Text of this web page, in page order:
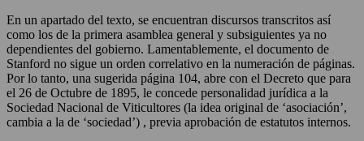
En un apartado del texto, se encuentran discursos transcritos así
como los de la primera asamblea general y subsiguientes ya no
dependientes del gobierno. Lamentablemente, el documento de
Stanford no sigue un orden correlativo en la numeración de páginas.
Por lo tanto, una sugerida página 104, abre con el Decreto que para
el 26 de Octubre de 1895, le concede personalidad jurídica a la
Sociedad Nacional de Viticultores (la idea original de ‘asociación’,
cambia a la de ‘sociedad’) , previa aprobación de estatutos internos.